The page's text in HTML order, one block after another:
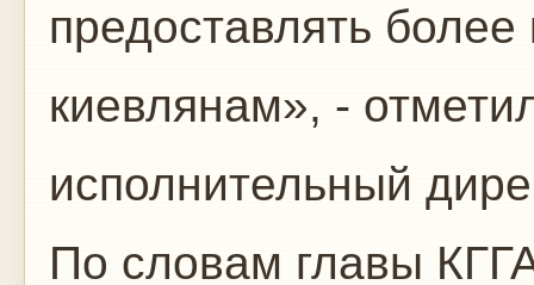
предоставлять
киевлянам», -
исполнительный
По словам главы